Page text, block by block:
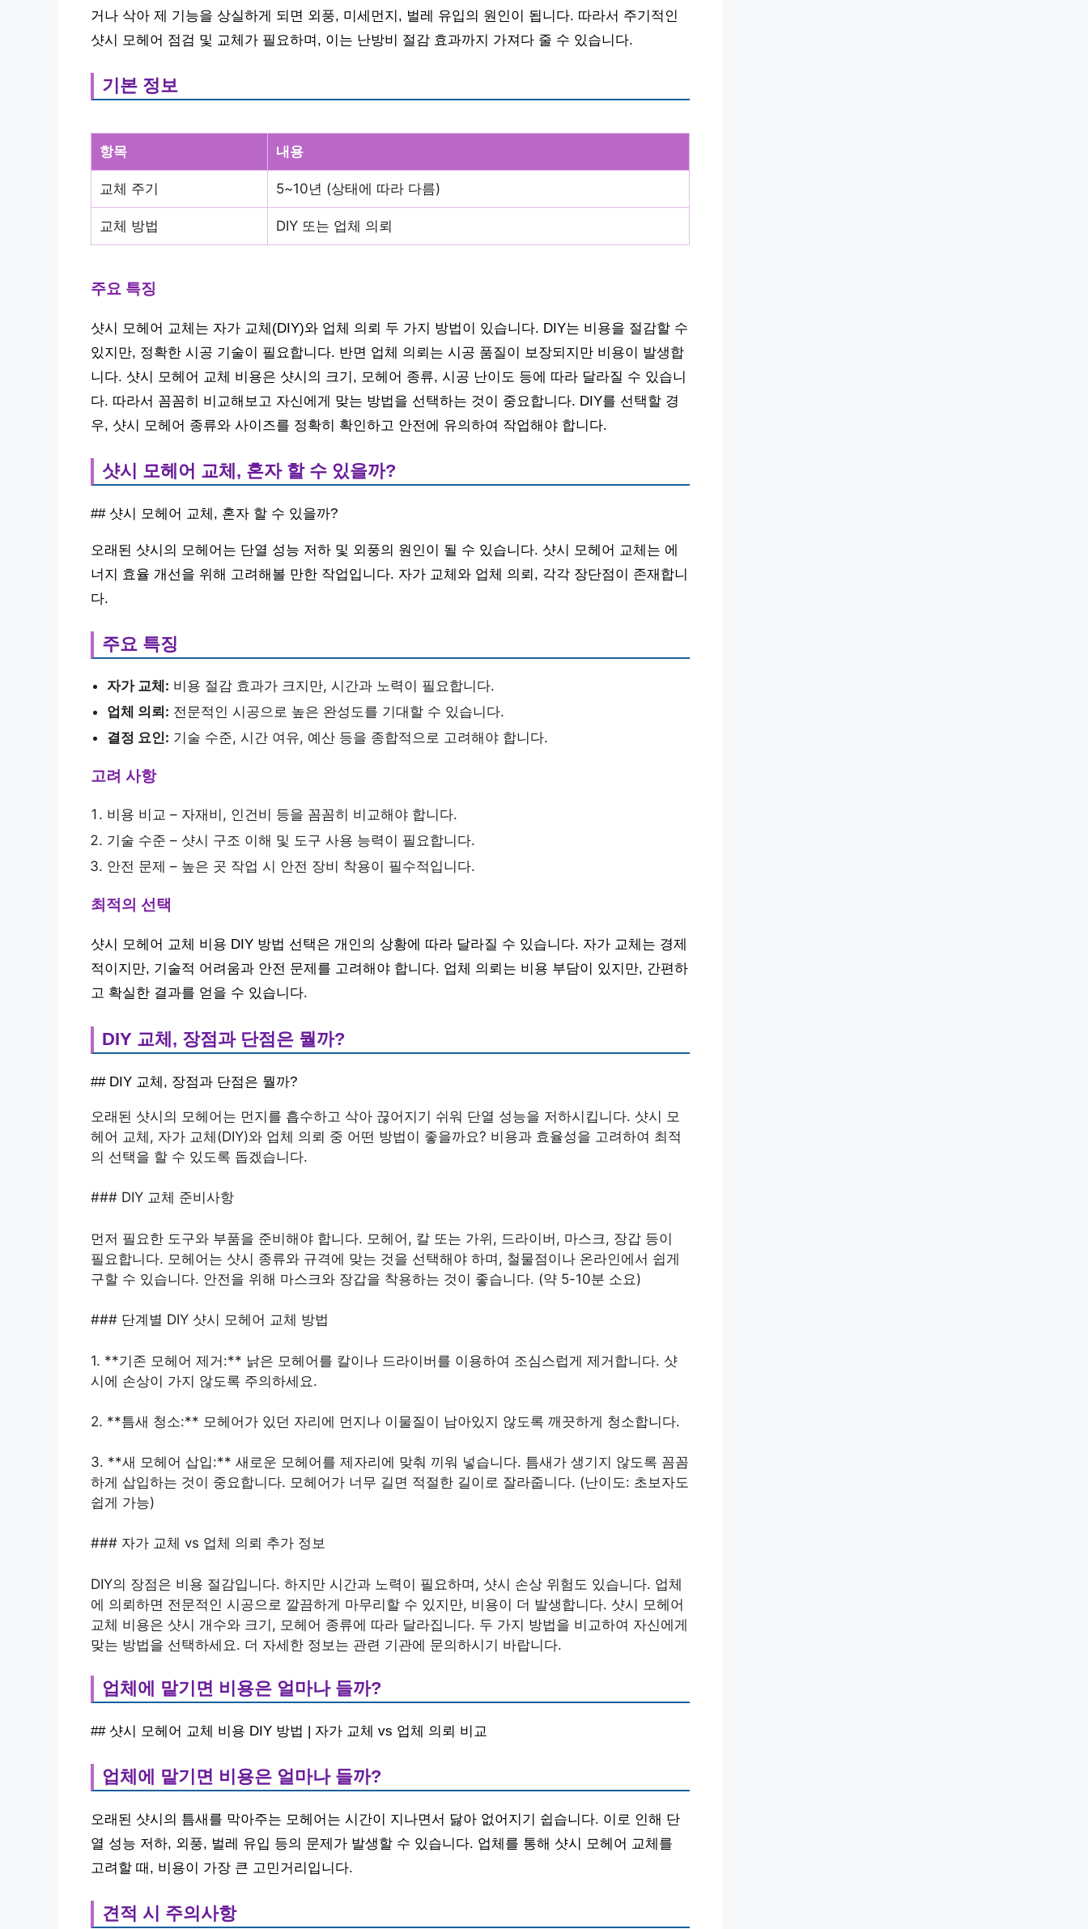
거나 삭아 제 기능을 상실하게 되면 외풍, 미세먼지, 벌레 유입의 원인이 됩니다. 따라서 주기적인
샷시 모헤어 점검 및 교체가 필요하며, 이는 난방비 절감 효과까지 가져다 줄 수 있습니다.
기본 정보
항목 내용
교체 주기 5~10년 (상태에 따라 다름)
교체 방법 DIY 또는 업체 의뢰
주요 특징
샷시 모헤어 교체는 자가 교체(DIY)와 업체 의뢰 두 가지 방법이 있습니다. DIY는 비용을 절감할 수
있지만, 정확한 시공 기술이 필요합니다. 반면 업체 의뢰는 시공 품질이 보장되지만 비용이 발생합
니다. 샷시 모헤어 교체 비용은 샷시의 크기, 모헤어 종류, 시공 난이도 등에 따라 달라질 수 있습니
다. 따라서 꼼꼼히 비교해보고 자신에게 맞는 방법을 선택하는 것이 중요합니다. DIY를 선택할 경
우, 샷시 모헤어 종류와 사이즈를 정확히 확인하고 안전에 유의하여 작업해야 합니다.
샷시 모헤어 교체, 혼자 할 수 있을까?
## 샷시 모헤어 교체, 혼자 할 수 있을까?
오래된 샷시의 모헤어는 단열 성능 저하 및 외풍의 원인이 될 수 있습니다. 샷시 모헤어 교체는 에
너지 효율 개선을 위해 고려해볼 만한 작업입니다. 자가 교체와 업체 의뢰, 각각 장단점이 존재합니
다.
주요 특징
자가 교체: 비용 절감 효과가 크지만, 시간과 노력이 필요합니다.
업체 의뢰: 전문적인 시공으로 높은 완성도를 기대할 수 있습니다.
결정 요인: 기술 수준, 시간 여유, 예산 등을 종합적으로 고려해야 합니다.
고려 사항
비용 비교 – 자재비, 인건비 등을 꼼꼼히 비교해야 합니다.
기술 수준 – 샷시 구조 이해 및 도구 사용 능력이 필요합니다.
안전 문제 – 높은 곳 작업 시 안전 장비 착용이 필수적입니다.
최적의 선택
샷시 모헤어 교체 비용 DIY 방법 선택은 개인의 상황에 따라 달라질 수 있습니다. 자가 교체는 경제
적이지만, 기술적 어려움과 안전 문제를 고려해야 합니다. 업체 의뢰는 비용 부담이 있지만, 간편하
고 확실한 결과를 얻을 수 있습니다.
DIY 교체, 장점과 단점은 뭘까?
## DIY 교체, 장점과 단점은 뭘까?
오래된 샷시의 모헤어는 먼지를 흡수하고 삭아 끊어지기 쉬워 단열 성능을 저하시킵니다. 샷시 모
헤어 교체, 자가 교체(DIY)와 업체 의뢰 중 어떤 방법이 좋을까요? 비용과 효율성을 고려하여 최적
의 선택을 할 수 있도록 돕겠습니다.
### DIY 교체 준비사항
먼저 필요한 도구와 부품을 준비해야 합니다. 모헤어, 칼 또는 가위, 드라이버, 마스크, 장갑 등이
필요합니다. 모헤어는 샷시 종류와 규격에 맞는 것을 선택해야 하며, 철물점이나 온라인에서 쉽게
구할 수 있습니다. 안전을 위해 마스크와 장갑을 착용하는 것이 좋습니다. (약 5-10분 소요)
### 단계별 DIY 샷시 모헤어 교체 방법
1. **기존 모헤어 제거:** 낡은 모헤어를 칼이나 드라이버를 이용하여 조심스럽게 제거합니다. 샷
시에 손상이 가지 않도록 주의하세요.
2. **틈새 청소:** 모헤어가 있던 자리에 먼지나 이물질이 남아있지 않도록 깨끗하게 청소합니다.
3. **새 모헤어 삽입:** 새로운 모헤어를 제자리에 맞춰 끼워 넣습니다. 틈새가 생기지 않도록 꼼꼼
하게 삽입하는 것이 중요합니다. 모헤어가 너무 길면 적절한 길이로 잘라줍니다. (난이도: 초보자도
쉽게 가능)
### 자가 교체 vs 업체 의뢰 추가 정보
DIY의 장점은 비용 절감입니다. 하지만 시간과 노력이 필요하며, 샷시 손상 위험도 있습니다. 업체
에 의뢰하면 전문적인 시공으로 깔끔하게 마무리할 수 있지만, 비용이 더 발생합니다. 샷시 모헤어
교체 비용은 샷시 개수와 크기, 모헤어 종류에 따라 달라집니다. 두 가지 방법을 비교하여 자신에게
맞는 방법을 선택하세요. 더 자세한 정보는 관련 기관에 문의하시기 바랍니다.
업체에 맡기면 비용은 얼마나 들까?
## 샷시 모헤어 교체 비용 DIY 방법 | 자가 교체 vs 업체 의뢰 비교
업체에 맡기면 비용은 얼마나 들까?
오래된 샷시의 틈새를 막아주는 모헤어는 시간이 지나면서 닳아 없어지기 쉽습니다. 이로 인해 단
열 성능 저하, 외풍, 벌레 유입 등의 문제가 발생할 수 있습니다. 업체를 통해 샷시 모헤어 교체를
고려할 때, 비용이 가장 큰 고민거리입니다.
견적 시 주의사항